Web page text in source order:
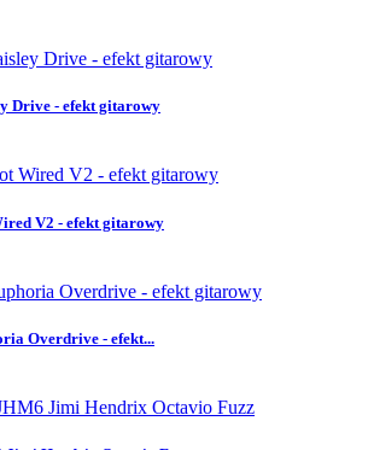
Drive - efekt gitarowy
V2 - efekt gitarowy
Overdrive - efekt...